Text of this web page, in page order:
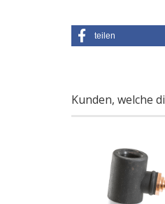
teilen
Kunden, welche